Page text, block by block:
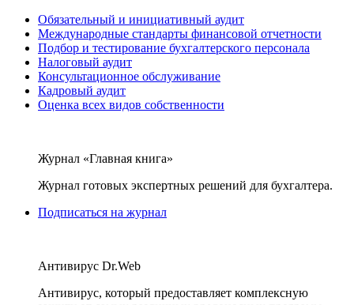
Обязательный и инициативный аудит
Международные стандарты финансовой отчетности
Подбор и тестирование бухгалтерского персонала
Налоговый аудит
Консультационное обслуживание
Кадровый аудит
Оценка всех видов собственности
Журнал «Главная книга»
Журнал готовых экспертных решений для бухгалтера.
Подписаться на журнал
Антивирус Dr.Web
Антивирус, который предоставляет комплексную